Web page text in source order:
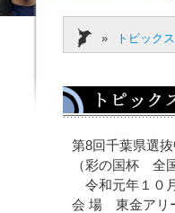
» トピックス
第8回千葉県選
（彩の国杯 全
令和元年１０
会 場 東金アリ